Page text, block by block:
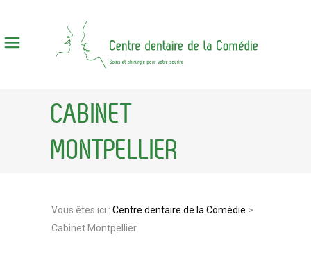
CABINET
MONTPELLIER
Vous êtes ici : Centre dentaire de la Comédie >
Cabinet Montpellier